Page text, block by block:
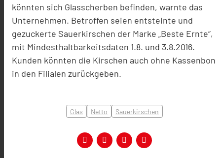
könnten sich Glasscherben befinden, warnte das
Unternehmen. Betroffen seien entsteinte und
gezuckerte Sauerkirschen der Marke „Beste Ernte“,
mit Mindesthaltbarkeitsdaten 1.8. und 3.8.2016.
Kunden könnten die Kirschen auch ohne Kassenbon
in den Filialen zurückgeben.
Glas Netto Sauerkirschen